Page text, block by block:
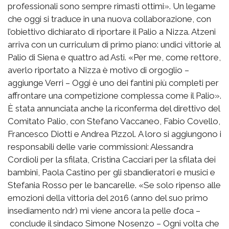
professionali sono sempre rimasti ottimi». Un legame
che oggi si traduce in una nuova collaborazione, con
l’obiettivo dichiarato di riportare il Palio a Nizza. Atzeni
arriva con un curriculum di primo piano: undici vittorie al
Palio di Siena e quattro ad Asti. «Per me, come rettore,
averlo riportato a Nizza è motivo di orgoglio –
aggiunge Verri – Oggi è uno dei fantini più completi per
affrontare una competizione complessa come il Palio».
È stata annunciata anche la riconferma del direttivo del
Comitato Palio, con Stefano Vaccaneo, Fabio Covello,
Francesco Diotti e Andrea Pizzol. A loro si aggiungono i
responsabili delle varie commissioni: Alessandra
Cordioli per la sfilata, Cristina Cacciari per la sfilata dei
bambini, Paola Castino per gli sbandieratori e musici e
Stefania Rosso per le bancarelle. «Se solo ripenso alle
emozioni della vittoria del 2016 (anno del suo primo
insediamento ndr) mi viene ancora la pelle d’oca –
conclude il sindaco Simone Nosenzo – Ogni volta che